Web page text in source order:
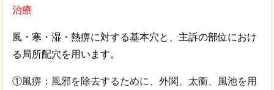
治療
風・寒・湿・熱痹に対する基本穴と、主訴の部位におけ
る局所配穴を用います。
①風痹：風邪を除去するために、外関、太衝、風池を用